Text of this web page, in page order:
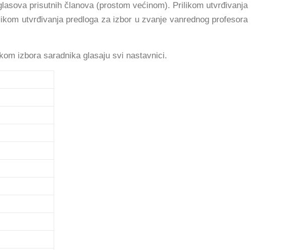
prisutnih članova (prostom većinom). Prilikom utvrđivanja
utvrđivanja predloga za izbor u zvanje vanrednog profesora
izbora saradnika glasaju svi nastavnici.